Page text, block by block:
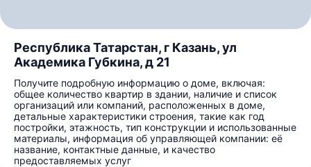
Республика Татарстан, г Казань, ул
Академика Губкина, д 21
Получите подробную информацию о доме, включая:
общее количество квартир в здании, наличие и список
организаций или компаний, расположенных в доме,
детальные характеристики строения, такие как год
постройки, этажность, тип конструкции и использованные
материалы, информация об управляющей компании: её
название, контактные данные, и качество
предоставляемых услуг